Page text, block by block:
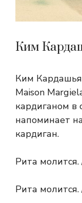
Ким
Ким
Maison
кардиганом в
напоминает
кардиган.
Рита
Рита